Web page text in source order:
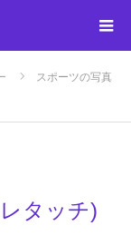
スポーツの写真
タッチ)